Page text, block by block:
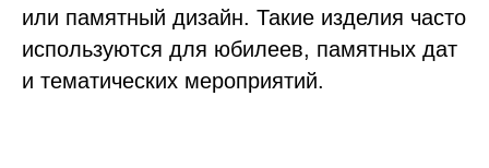
или памятный дизайн. Такие изделия часто
используются для юбилеев, памятных дат
и тематических мероприятий.